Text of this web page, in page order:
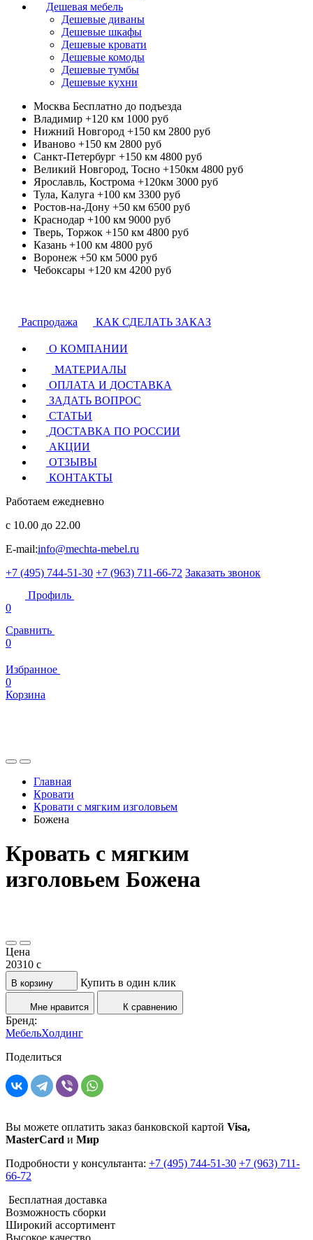
Дешевая мебель
Дешевые диваны
Дешевые шкафы
Дешевые кровати
Дешевые комоды
Дешевые тумбы
Дешевые кухни
Москва Бесплатно до подъезда
Владимир +120 км 1000 руб
Нижний Новгород +150 км 2800 руб
Иваново +150 км 2800 руб
Санкт-Петербург +150 км 4800 руб
Великий Новгород, Тосно +150км 4800 руб
Ярославль, Кострома +120км 3000 руб
Тула, Калуга +100 км 3300 руб
Ростов-на-Дону +50 км 6500 руб
Краснодар +100 км 9000 руб
Тверь, Торжок +150 км 4800 руб
Казань +100 км 4800 руб
Воронеж +50 км 5000 руб
Чебоксары +120 км 4200 руб
Распродажа КАК СДЕЛАТЬ ЗАКАЗ
О КОМПАНИИ
МАТЕРИАЛЫ
ОПЛАТА И ДОСТАВКА
ЗАДАТЬ ВОПРОС
СТАТЬИ
ДОСТАВКА ПО РОССИИ
АКЦИИ
ОТЗЫВЫ
КОНТАКТЫ
Работаем ежедневно
с 10.00 до 22.00
E-mail:info@mechta-mebel.ru
+7 (495) 744-51-30 +7 (963) 711-66-72 Заказать звонок
Профиль
0
Сравнить
0
Избранное
0
Корзина
Главная
Кровати
Кровати с мягким изголовьем
Божена
Кровать с мягким
изголовьем Божена
Цена
20310 c
В корзину Купить в один клик
Мне нравится К сравнению
Бренд:
МебельХолдинг
Поделиться
Вы можете оплатить заказ банковской картой Visa,
MasterCard и Мир
Подробности у консультанта: +7 (495) 744-51-30 +7 (963) 711-
66-72
Бесплатная доставка
Возможность сборки
Широкий ассортимент
Высокое качество